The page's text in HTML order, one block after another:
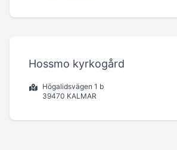
Hossmo kyrkogård
Högalidsvägen 1 b
39470 KALMAR